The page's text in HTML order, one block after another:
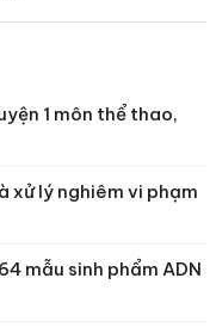
1 môn thể thao,
xử lý nghiêm vi phạm
mẫu sinh phẩm ADN